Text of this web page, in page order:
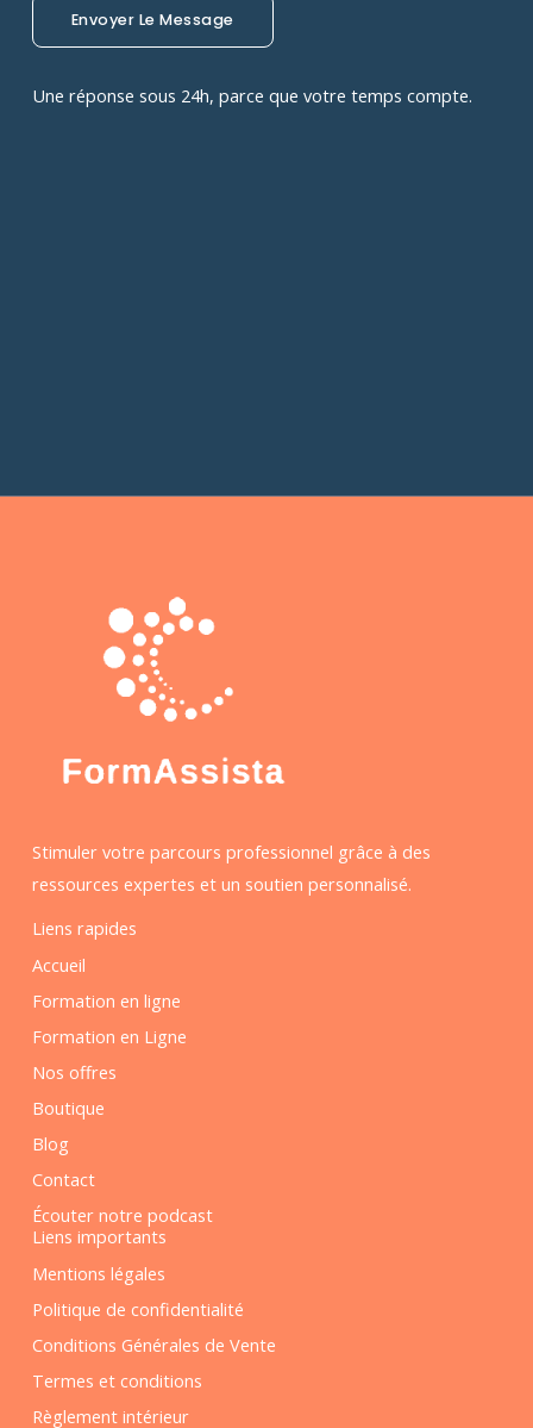
Envoyer Le Message
Une réponse sous 24h, parce que votre temps compte.
Stimuler votre parcours professionnel grâce à des
ressources expertes et un soutien personnalisé.
Liens rapides
Accueil
Formation en ligne
Formation en Ligne
Nos offres
Boutique
Blog
Contact
Écouter notre podcast
Liens importants
Mentions légales
Politique de confidentialité
Conditions Générales de Vente
Termes et conditions
Règlement intérieur